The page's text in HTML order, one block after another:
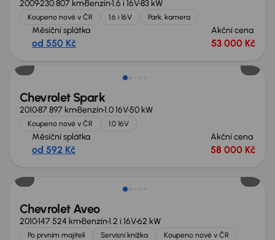
2009230 807 kmBenzín1.6 i 16V83 kW
Koupeno nové v ČR 1.6 i 16V Park. kamera
Měsíční splátka
od 550 Kč
Akční cena
53 000 Kč
Chevrolet Spark
201087 897 kmBenzín1.0 16V50 kW
Koupeno nové v ČR 1.0 16V
Měsíční splátka
od 592 Kč
Akční cena
58 000 Kč
Chevrolet Aveo
2010147 524 kmBenzín1.2 i 16V62 kW
Po prvním majiteli Servisní knížka
Koupeno nové v ČR